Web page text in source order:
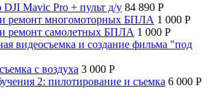
DJI Mavic Pro + пульт д/у 84 890 P
и ремонт многомоторных БПЛА 1 000 P
ремонт самолетных БПЛА 1 000 P
видеосъемка и создание фильма "под
с воздуха 3 000 P
2: пилотирование и съемка 6 000 P